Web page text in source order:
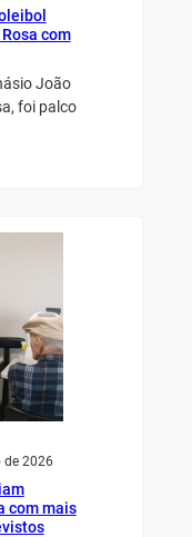
com
João
foi palco
de 2026
com mais